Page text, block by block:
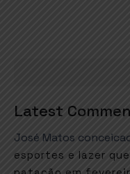
Latest
José Matos
esportes e lazer